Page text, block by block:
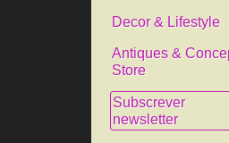
Decor & Lifestyle
Antiques &
Store
Subscrever
newsletter